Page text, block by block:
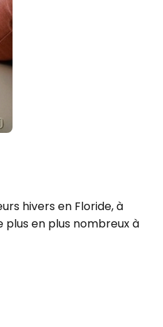
hivers en Floride, à
plus en plus nombreux à